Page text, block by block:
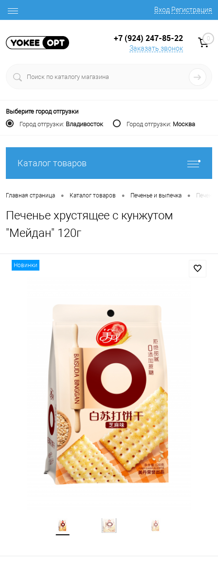
Вход Регистрация
+7 (924) 247-85-22
Заказать звонок
0
Выберите город отгрузки
Город отгрузки: Владивосток Город отгрузки: Москва
Каталог товаров
Главная страница • Каталог товаров • Печенье и выпечка •
Печенье хрустящее с кунжутом
"Мейдан" 120г
Новинки